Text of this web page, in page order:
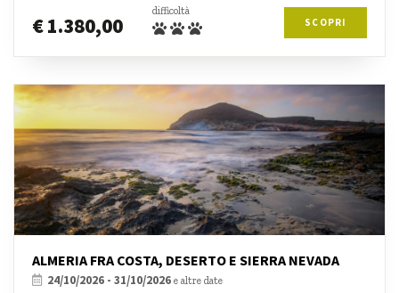
€ 1.380,00
difficoltà
SCOPRI
ALMERIA FRA COSTA, DESERTO E SIERRA NEVADA
24/10/2026 - 31/10/2026e altre date